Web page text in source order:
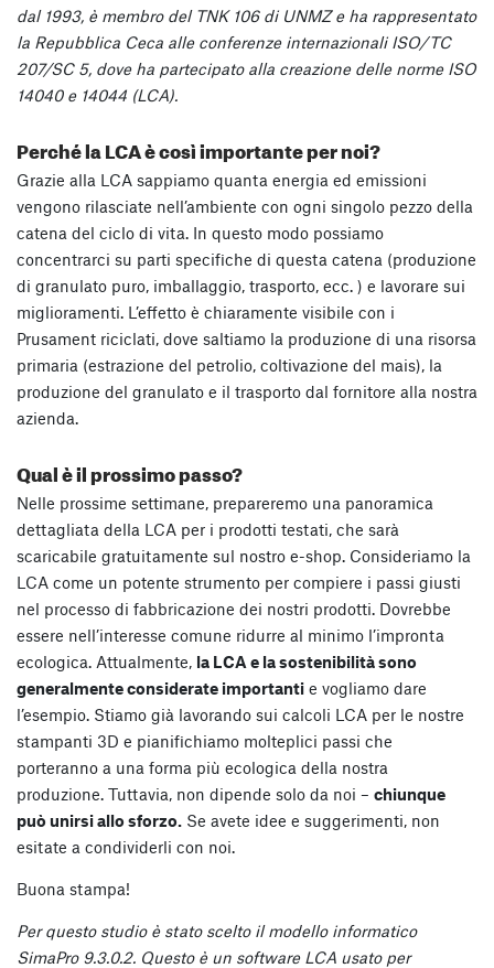
dal 1993, è membro del TNK 106 di UNMZ e ha rappresentato
la Repubblica Ceca alle conferenze internazionali ISO/TC
207/SC 5, dove ha partecipato alla creazione delle norme ISO
14040 e 14044 (LCA).
Perché la LCA è così importante per noi?
Grazie alla LCA sappiamo quanta energia ed emissioni
vengono rilasciate nell’ambiente con ogni singolo pezzo della
catena del ciclo di vita. In questo modo possiamo
concentrarci su parti specifiche di questa catena (produzione
di granulato puro, imballaggio, trasporto, ecc. ) e lavorare sui
miglioramenti. L’effetto è chiaramente visibile con i
Prusament riciclati, dove saltiamo la produzione di una risorsa
primaria (estrazione del petrolio, coltivazione del mais), la
produzione del granulato e il trasporto dal fornitore alla nostra
azienda.
Qual è il prossimo passo?
Nelle prossime settimane, prepareremo una panoramica
dettagliata della LCA per i prodotti testati, che sarà
scaricabile gratuitamente sul nostro e-shop. Consideriamo la
LCA come un potente strumento per compiere i passi giusti
nel processo di fabbricazione dei nostri prodotti. Dovrebbe
essere nell’interesse comune ridurre al minimo l’impronta
ecologica. Attualmente, la LCA e la sostenibilità sono
generalmente considerate importanti e vogliamo dare
l’esempio. Stiamo già lavorando sui calcoli LCA per le nostre
stampanti 3D e pianifichiamo molteplici passi che
porteranno a una forma più ecologica della nostra
produzione. Tuttavia, non dipende solo da noi – chiunque
può unirsi allo sforzo. Se avete idee e suggerimenti, non
esitate a condividerli con noi.
Buona stampa!
Per questo studio è stato scelto il modello informatico
SimaPro 9.3.0.2. Questo è un software LCA usato per